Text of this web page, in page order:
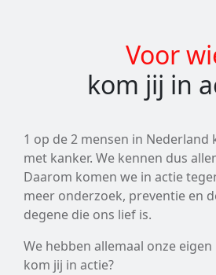
Voor
kom jij in
1 op de 2 mensen in Nederland
met kanker. We kennen dus
Daarom komen we in actie
meer onderzoek, preventie en
degene die ons lief is.
We hebben allemaal onze
kom jij in actie?